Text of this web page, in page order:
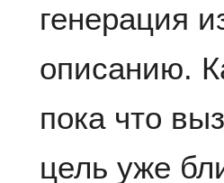
генерация
описанию.
пока что
цель уже